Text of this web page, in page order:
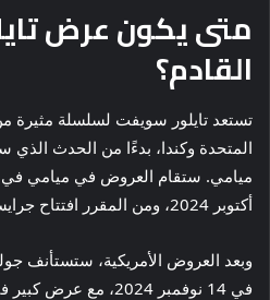
متى يكون عرض
القادم؟
تستعد تايلور سويفت لسلسلة مثيرة
المتحدة وكندا، بدءًا من الحدث
أكتوبر 2024، ومن المقرر افتتاح جرايسي أبرامز أمام سويفت.
وبعد العروض الأمريكية، ستستأنف
في 14 نوفمبر 2024،